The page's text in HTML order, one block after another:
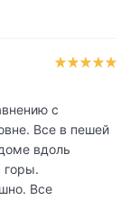
с
Все в пешей
вдоль
горы.
Все